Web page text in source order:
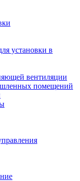
установки в
вентиляции
помещений